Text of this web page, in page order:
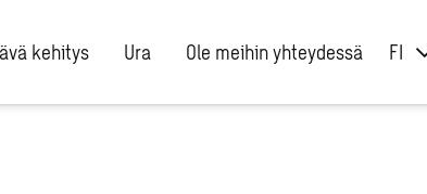
kehitys Ura Ole meihin yhteydessä FI